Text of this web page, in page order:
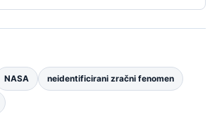
NASA neidentificirani zračni fenomen